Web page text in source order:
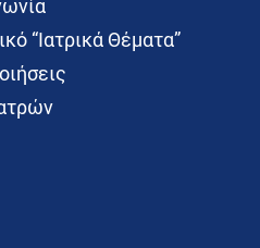
“Ιατρικά Θέματα”